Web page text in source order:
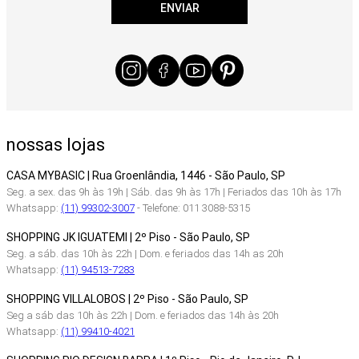
ENVIAR
nossas lojas
CASA MYBASIC | Rua Groenlândia, 1446 - São Paulo, SP
Seg. a sex. das 9h às 19h | Sáb. das 9h às 17h | Feriados das 10h às 17h
Whatsapp: (11) 99302-3007- Telefone: 011 3088-5315
SHOPPING JK IGUATEMI | 2º Piso - São Paulo, SP
Seg. a sáb. das 10h às 22h | Dom. e feriados das 14h as 20h
Whatsapp: (11) 94513-7283
SHOPPING VILLALOBOS | 2º Piso - São Paulo, SP
Seg a sáb das 10h às 22h | Dom. e feriados das 14h às 20h
Whatsapp: (11) 99410-4021